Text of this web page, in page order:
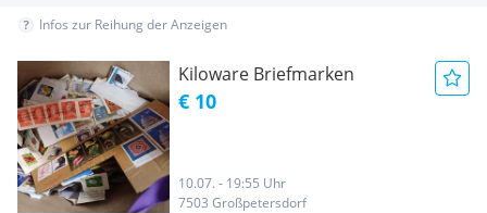
Infos zur Reihung der Anzeigen
Kiloware Briefmarken
€ 10
10.07. - 19:55 Uhr
7503 Großpetersdorf